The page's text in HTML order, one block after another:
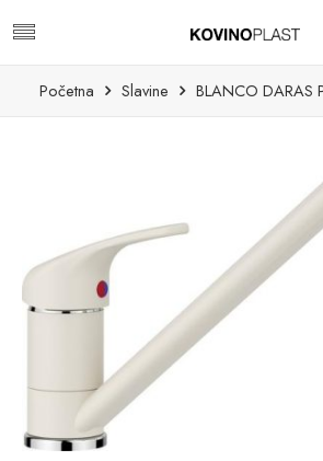
Početna Slavine BLANCO DARAS